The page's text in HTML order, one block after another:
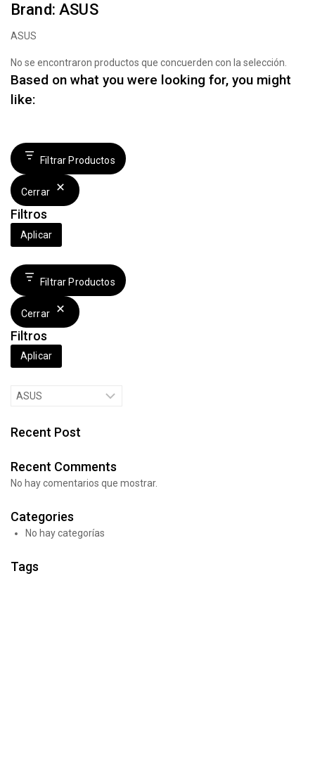
Brand:ASUS
ASUS
No se encontraron productos que concuerden con la selección.
Based on what you were looking for, you might
like:
Filtrar Productos
Cerrar
Filtros
Aplicar
Filtrar Productos
Cerrar
Filtros
Aplicar
Brands
Recent Post
Recent Comments
No hay comentarios que mostrar.
Categories
No hay categorías
Tags